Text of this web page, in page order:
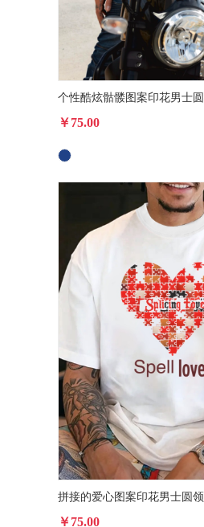
￥75.00
￥75.00